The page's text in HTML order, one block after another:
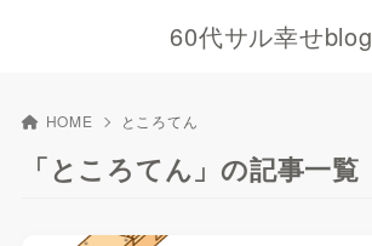
60代サル幸せblog
HOME ところてん
「ところてん」の記事一覧